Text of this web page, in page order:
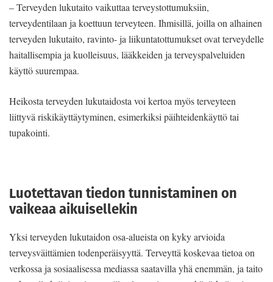
– Terveyden lukutaito vaikuttaa terveystottumuksiin,
terveydentilaan ja koettuun terveyteen. Ihmisillä, joilla on alhainen
terveyden lukutaito, ravinto- ja liikuntatottumukset ovat terveydelle
haitallisempia ja kuolleisuus, lääkkeiden ja terveyspalveluiden
käyttö suurempaa.
Heikosta terveyden lukutaidosta voi kertoa myös terveyteen
liittyvä riskikäyttäytyminen, esimerkiksi päihteidenkäyttö tai
tupakointi.
Luotettavan tiedon tunnistaminen on
vaikeaa aikuisellekin
Yksi terveyden lukutaidon osa-alueista on kyky arvioida
terveysväittämien todenperäisyyttä. Terveyttä koskevaa tietoa on
verkossa ja sosiaalisessa mediassa saatavilla yhä enemmän, ja taito